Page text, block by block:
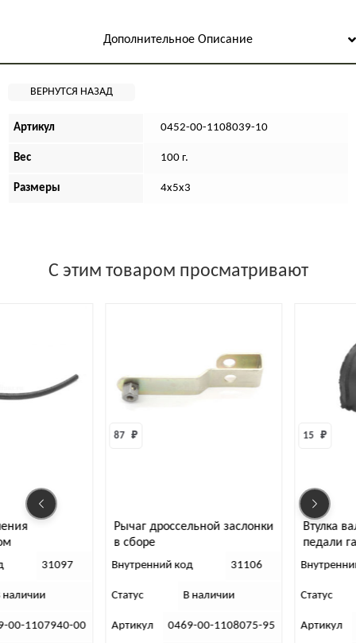
Дополнительное Описание
Артикул 0452-00-1108039-10
Вес 100 г.
Размеры 4х5х3
С этим товаром просматривают
Рычаг дроссельной заслонки
Внутренний код 31106
Статус В наличии
Артикул 0469-00-1108075-95
Втулка валика привода
Внутренний код 30984
Статус В наличии
Артикул 0452-00-